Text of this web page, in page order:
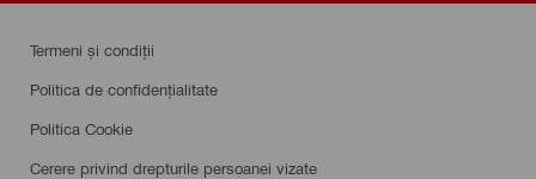
Termeni și condiții
Politica de confidențialitate
Politica Cookie
Cerere privind drepturile persoanei vizate